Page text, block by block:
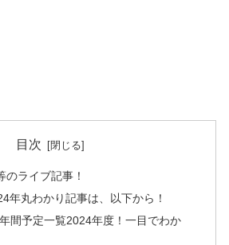
目次
のライブ記事！
年丸わかり記事は、以下から！
間予定一覧2024年度！一目でわか